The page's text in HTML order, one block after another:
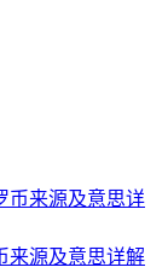
来源及意思详解